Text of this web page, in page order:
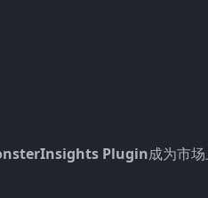
Plugin成为市